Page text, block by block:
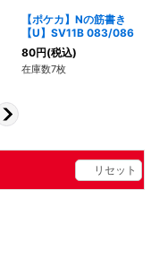
【ポケカ】Nの筋書き
【U】SV11B 083/086
80円(税込)
在庫数7枚
リセット